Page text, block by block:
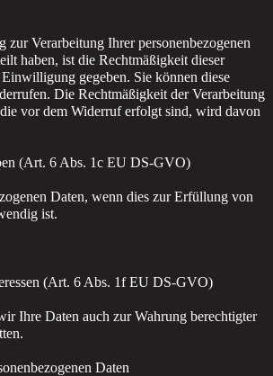
Verarbeitung Ihrer personenbezogenen
haben, ist die Rechtmäßigkeit dieser
gegeben. Sie können diese
Die Rechtmäßigkeit der Verarbeitung
vor dem Widerruf erfolgt sind, wird davon
(Art. 6 Abs. 1c EU DS-GVO)
Daten, wenn dies zur Erfüllung von
ist.
(Art. 6 Abs. 1f EU DS-GVO)
Ihre Daten auch zur Wahrung berechtigter
Daten